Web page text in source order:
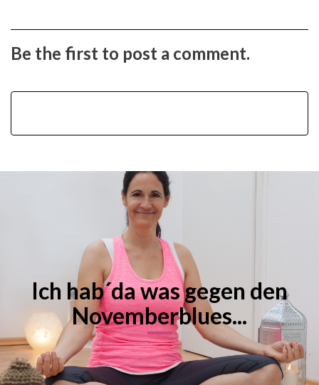
Be the first to post a comment.
Ich hab´da was gegen den
Novemberblues...